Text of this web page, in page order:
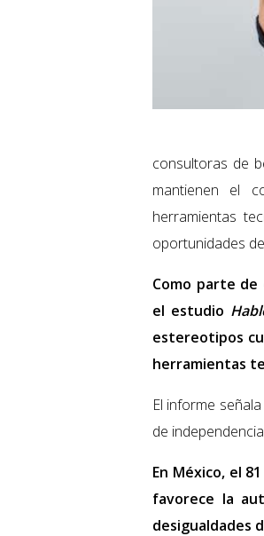
consultoras de
mantienen el
herramientas
oportunidades
Como parte
el estudio
estereotipos
herramientas
El informe
de
En México, el
favorece la
desigualdades